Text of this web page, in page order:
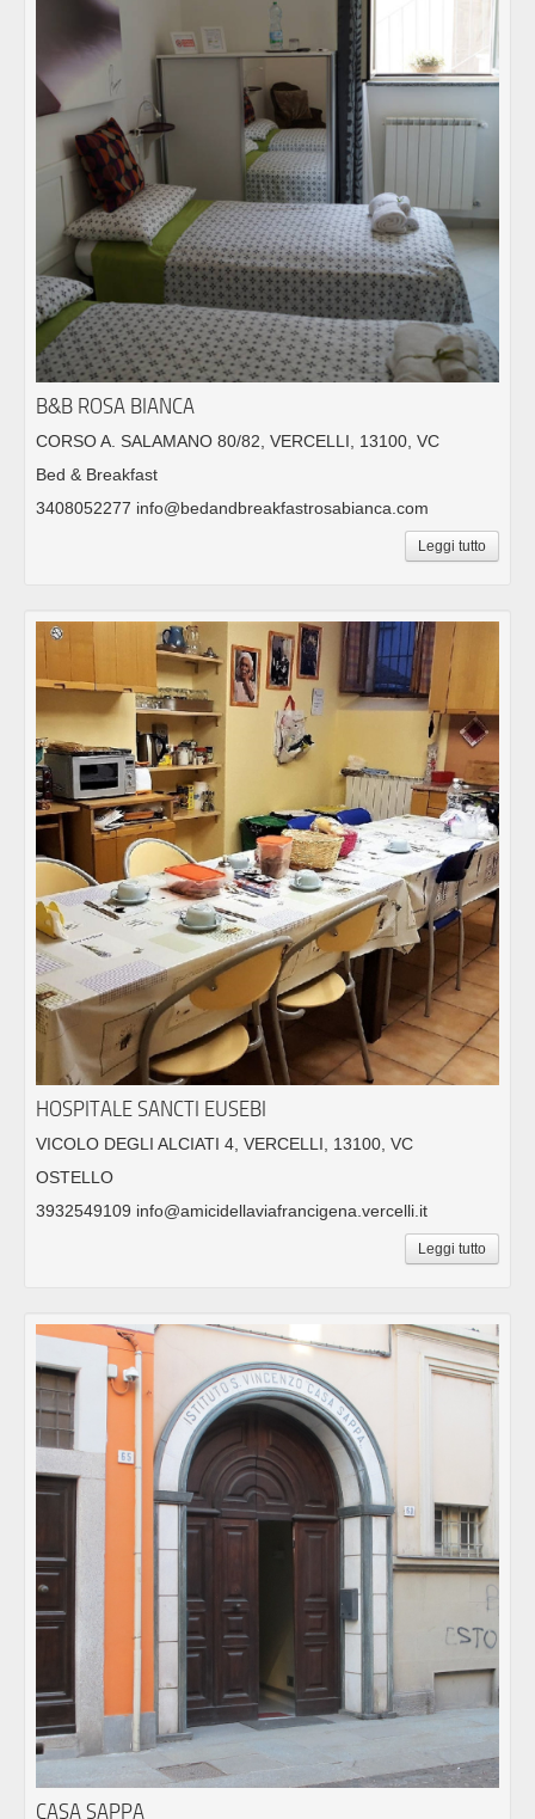
B&B ROSA BIANCA
CORSO A. SALAMANO 80/82, VERCELLI, 13100, VC
Bed & Breakfast
3408052277 info@bedandbreakfastrosabianca.com
Leggi tutto
HOSPITALE SANCTI EUSEBI
VICOLO DEGLI ALCIATI 4, VERCELLI, 13100, VC
OSTELLO
3932549109 info@amicidellaviafrancigena.vercelli.it
Leggi tutto
CASA SAPPA